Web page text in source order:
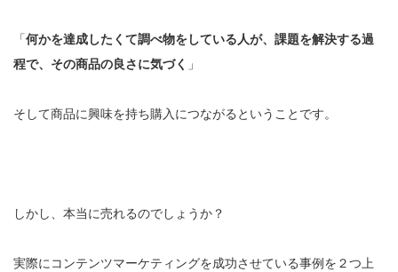
「何かを達成したくて調べ物をしている人が、課題を解決する過
程で、その商品の良さに気づく 」
そして商品に興味を持ち購入につながるということです。
しかし、本当に売れるのでしょうか？
実際にコンテンツマーケティングを成功させている事例を２つ上